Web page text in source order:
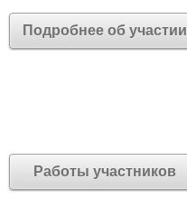
Подробнее об участии
Работы участников